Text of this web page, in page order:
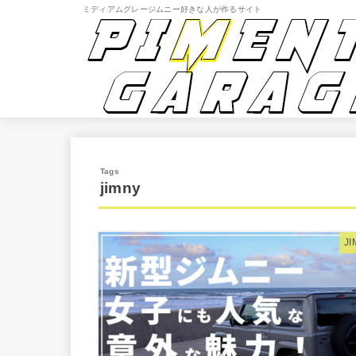
ミディアムグレージムニー好きな人が作るサイト
jimny